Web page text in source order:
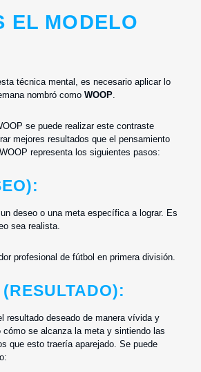
EL MODELO
técnica mental, es necesario aplicar lo
nombró como WOOP
se puede realizar este contraste
mejores resultados que el pensamiento
representa los siguientes pasos:
deseo o una meta específica a lograr. Es
sea realista.
profesional de fútbol en primera división.
resultado deseado de manera vívida y
cómo se alcanza la meta y sintiendo las
que esto traería aparejado. Se puede